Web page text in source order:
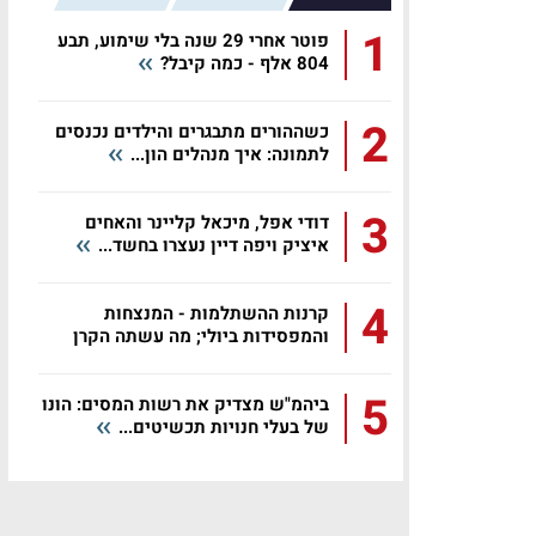
1
פוטר אחרי 29 שנה בלי שימוע, תבע
804 אלף - כמה קיבל?
2
כשההורים מתבגרים והילדים נכנסים
לתמונה: איך מנהלים הון...
3
דודי אפל, מיכאל קליינר והאחים
איציק ויפה דיין נעצרו בחשד...
4
קרנות ההשתלמות - המנצחות
והמפסידות ביולי; מה עשתה הקרן
5
ביהמ"ש מצדיק את רשות המסים: הונו
של בעלי חנויות תכשיטים...